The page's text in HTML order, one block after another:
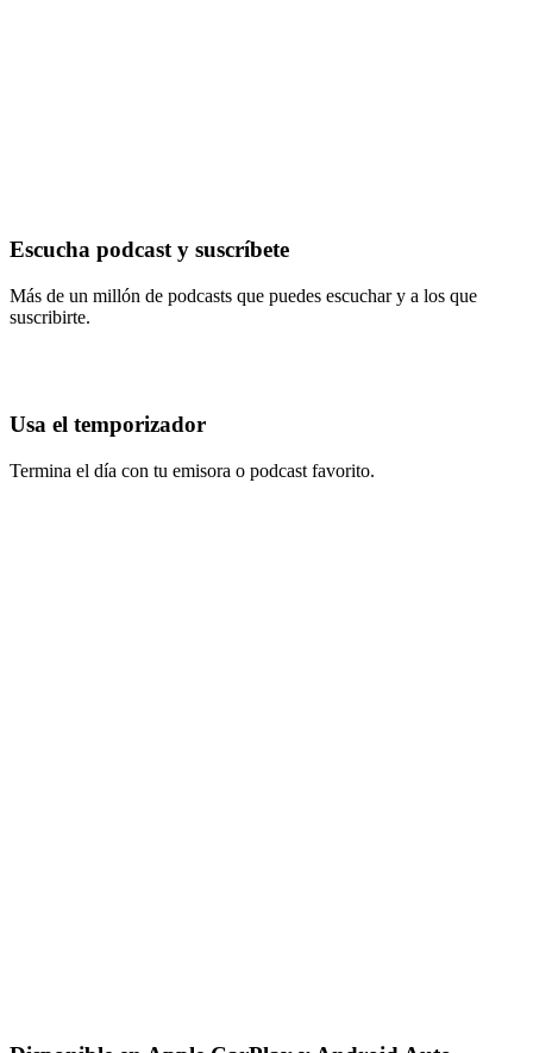
Escucha podcast y suscríbete
Más de un millón de podcasts que puedes escuchar y a los que
suscribirte.
Usa el temporizador
Termina el día con tu emisora o podcast favorito.